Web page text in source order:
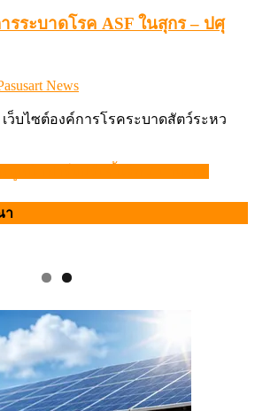
ระบาดโรค ASF ในสุกร – ปศุ
News
ว็บไซต์องค์การโรคระบาดสัตว์ระหว
า